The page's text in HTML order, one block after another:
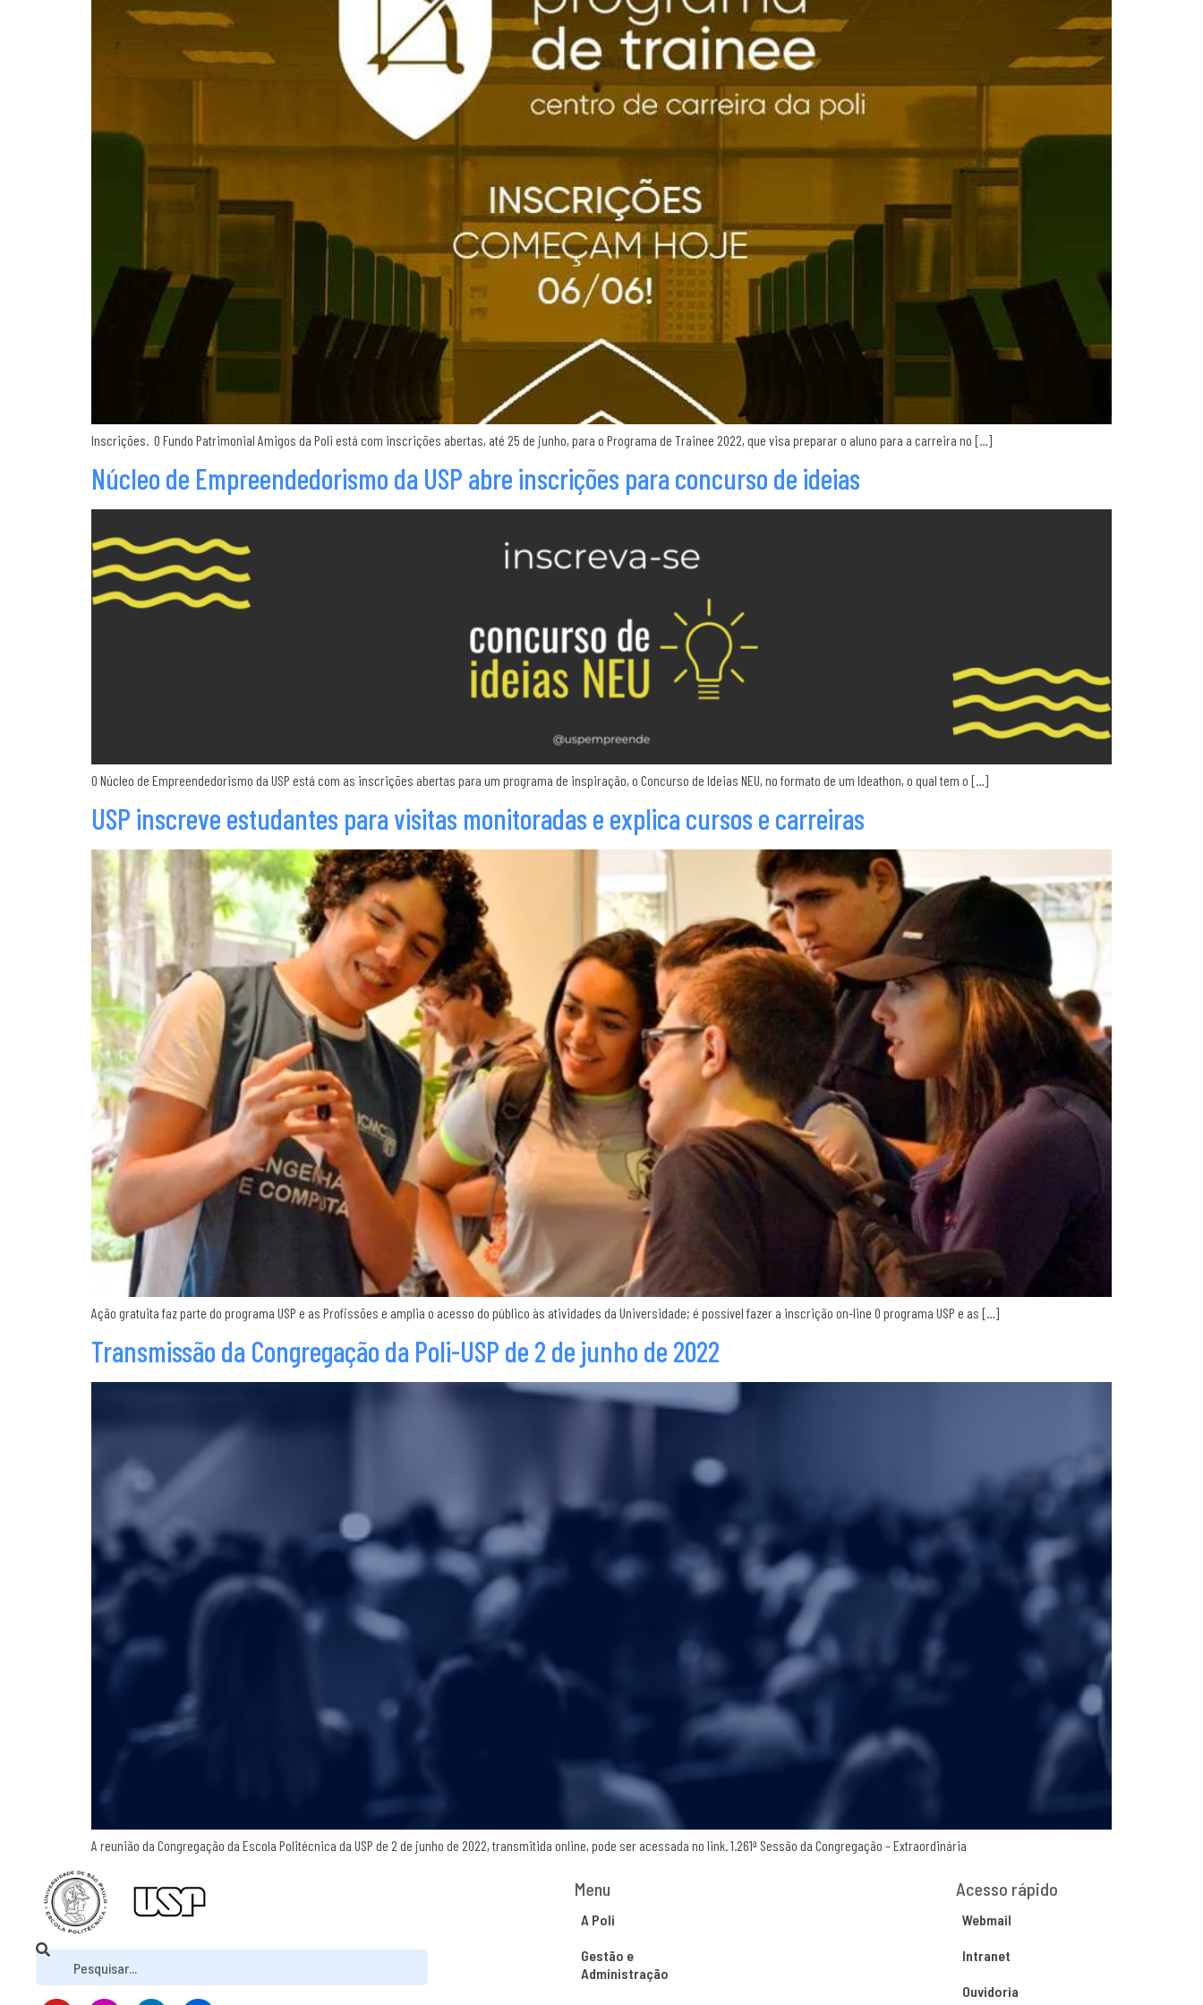
Inscrições. O Fundo Patrimonial Amigos da Poli está com inscrições abertas, até 25 de junho, para o Programa de Trainee 2022, que visa preparar o aluno para a carreira no […]
Núcleo de Empreendedorismo da USP abre inscrições para concurso de ideias
O Núcleo de Empreendedorismo da USP está com as inscrições abertas para um programa de inspiração, o Concurso de Ideias NEU, no formato de um Ideathon, o qual tem o […]
USP inscreve estudantes para visitas monitoradas e explica cursos e carreiras
Ação gratuita faz parte do programa USP e as Profissões e amplia o acesso do público às atividades da Universidade; é possível fazer a inscrição on-line O programa USP e as […]
Transmissão da Congregação da Poli-USP de 2 de junho de 2022
A reunião da Congregação da Escola Politécnica da USP de 2 de junho de 2022, transmitida online, pode ser acessada no link. 1.261ª Sessão da Congregação – Extraordinária
Menu
A Poli
Gestão e
Administração
Acesso rápido
Webmail
Intranet
Ouvidoria